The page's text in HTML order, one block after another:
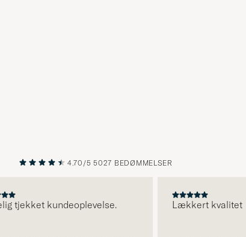
FORRIGE NÆSTE
4.70/5 5027 BEDØMMELSER
kundeoplevelse. Lækkert kvalitet